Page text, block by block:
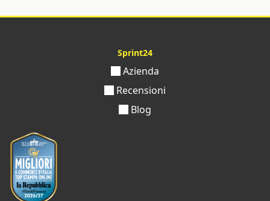
Sprint24
Azienda
Recensioni
Blog